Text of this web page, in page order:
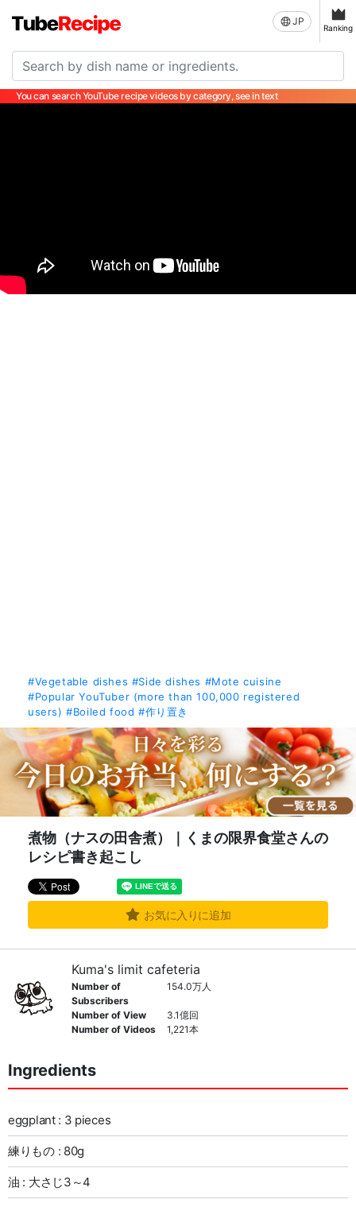
JP
Ranking
You can search YouTube recipe videos by category, see in text
#Vegetable dishes #Side dishes #Mote cuisine
#Popular YouTuber (more than 100,000 registered
users) #Boiled food #作り置き
煮物（ナスの田舎煮）｜くまの限界食堂さんの
レシピ書き起こし
お気に入りに追加
Kuma's limit cafeteria
Number of
Subscribers
154.0万人
Number of View
3.1億回
Number of Videos
1,221本
Ingredients
eggplant : 3 pieces
練りもの : 80g
油 : 大さじ3～4